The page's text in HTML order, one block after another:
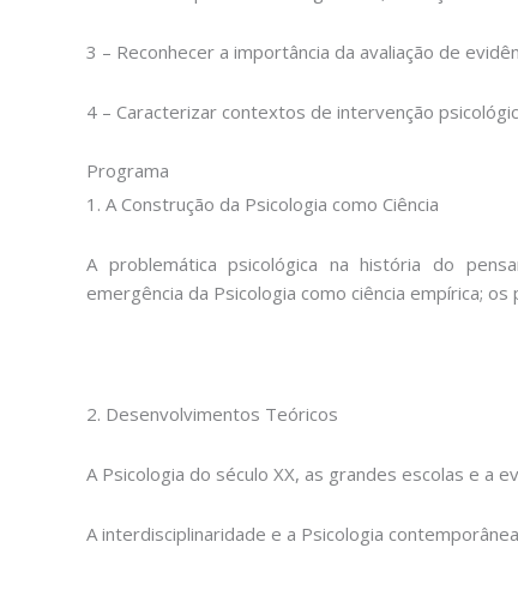
3 – Reconhecer a importância da avaliação de
4 – Caracterizar contextos de intervenção
Programa
1. A Construção da Psicologia como Ciência
A problemática psicológica na história do
emergência da Psicologia como ciência empírica;
2. Desenvolvimentos Teóricos
A Psicologia do século XX, as grandes escolas e a
A interdisciplinaridade e a Psicologia